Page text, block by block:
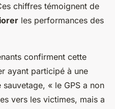
chiffres témoignent de
les performances des
confirment cette
ayant participé à une
« le GPS a non
vers les victimes, mais a